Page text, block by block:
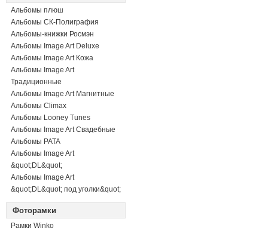
Альбомы плюш
Альбомы СК-Полиграфия
Альбомы-книжки Росмэн
Альбомы Image Art Deluxe
Альбомы Image Art Кожа
Альбомы Image Art
Традиционные
Альбомы Image Art Магнитные
Альбомы Climax
Альбомы Looney Tunes
Альбомы Image Art Свадебные
Альбомы PATA
Альбомы Image Art
&quot;DL&quot;
Альбомы Image Art
&quot;DL&quot; под уголки&quot;
Фоторамки
Рамки Winko